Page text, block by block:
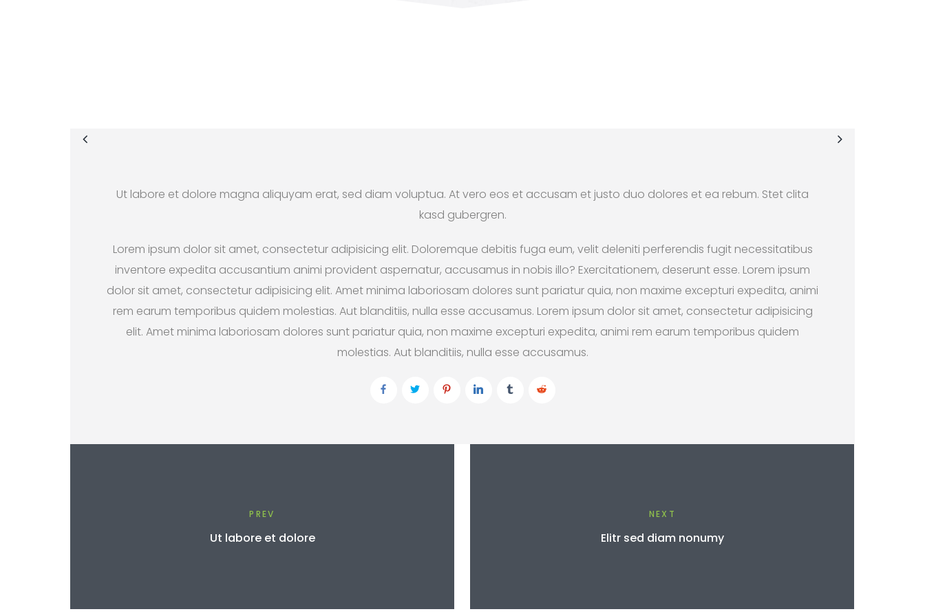
Ut labore et dolore magna aliquyam erat, sed diam voluptua. At vero eos et accusam et justo duo dolores et ea rebum. Stet clita
kasd gubergren.
Lorem ipsum dolor sit amet, consectetur adipisicing elit. Doloremque debitis fuga eum, velit deleniti perferendis fugit necessitatibus
inventore expedita accusantium animi provident aspernatur, accusamus in nobis illo? Exercitationem, deserunt esse. Lorem ipsum
dolor sit amet, consectetur adipisicing elit. Amet minima laboriosam dolores sunt pariatur quia, non maxime excepturi expedita, animi
rem earum temporibus quidem molestias. Aut blanditiis, nulla esse accusamus. Lorem ipsum dolor sit amet, consectetur adipisicing
elit. Amet minima laboriosam dolores sunt pariatur quia, non maxime excepturi expedita, animi rem earum temporibus quidem
molestias. Aut blanditiis, nulla esse accusamus.
PREV
Ut labore et dolore
NEXT
Elitr sed diam nonumy